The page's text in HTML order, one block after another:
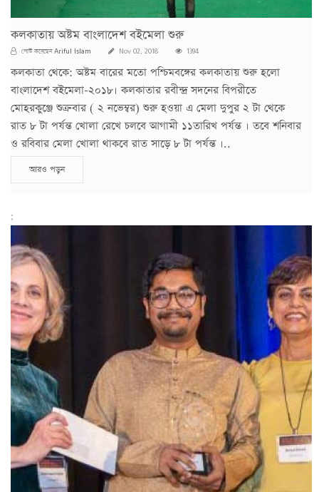
কলকাতায় অষ্টম বাংলাদেশ বইমেলা শুরু
পোস্ট করেছেনAriful Islam Nov 02, 2018 1394
কলকাতা থেকে: অষ্টম বারের মতো পশ্চিমবঙ্গের কলকাতায় শুরু হলো
বাংলাদেশ বইমেলা-২০১৮। কলকাতার রবীন্দ্র সদনের বিপরীতে
মোহরকুঞ্জে শুক্রবার ( ২ নভেম্বর) শুরু হওয়া এ মেলা দুপুর ২ টা থেকে
রাত ৮ টা পর্যন্ত খোলা রেখে চলবে আগামী ১১তারিখ পর্যন্ত । তবে শনিবার
ও রবিবার মেলা খোলা থাকবে রাত সাড়ে ৮ টা পর্যন্ত ।..
আরও পড়ুন
;